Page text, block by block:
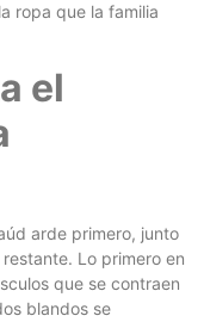
ropa que la familia
el
arde primero, junto
Lo primero en
que se contraen
blandos se